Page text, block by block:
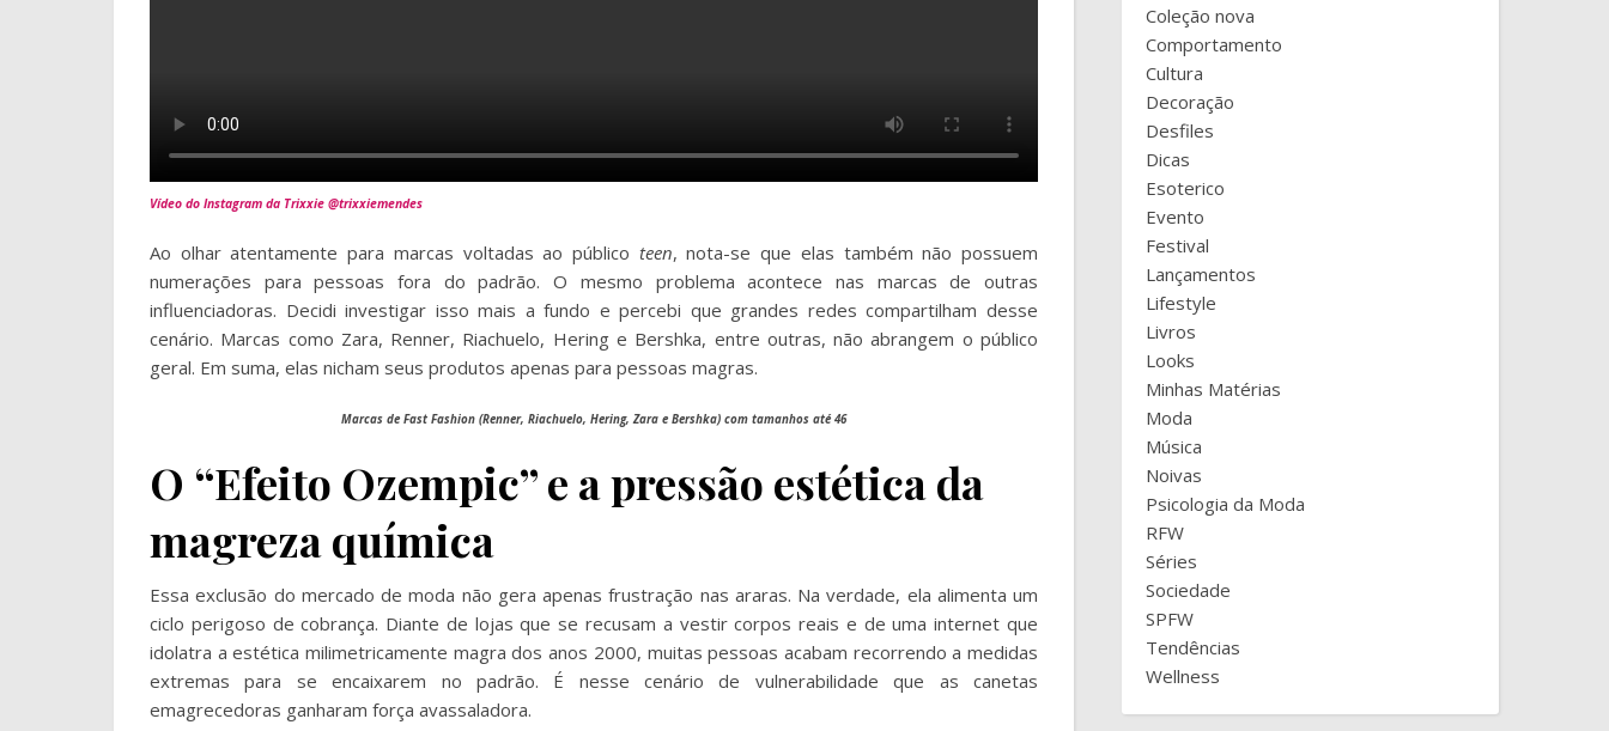
Vídeo do Instagram da Trixxie @trixxiemendes
Ao olhar atentamente para marcas voltadas ao público teen, nota-se que elas também não possuem
numerações para pessoas fora do padrão. O mesmo problema acontece nas marcas de outras
influenciadoras. Decidi investigar isso mais a fundo e percebi que grandes redes compartilham desse
cenário. Marcas como Zara, Renner, Riachuelo, Hering e Bershka, entre outras, não abrangem o público
geral. Em suma, elas nicham seus produtos apenas para pessoas magras.
Marcas de Fast Fashion (Renner, Riachuelo, Hering, Zara e Bershka) com tamanhos até 46
O “Efeito Ozempic” e a pressão estética da
magreza química
Essa exclusão do mercado de moda não gera apenas frustração nas araras. Na verdade, ela alimenta um
ciclo perigoso de cobrança. Diante de lojas que se recusam a vestir corpos reais e de uma internet que
idolatra a estética milimetricamente magra dos anos 2000, muitas pessoas acabam recorrendo a medidas
extremas para se encaixarem no padrão. É nesse cenário de vulnerabilidade que as canetas
emagrecedoras ganharam força avassaladora.
Coleção nova
Comportamento
Cultura
Decoração
Desfiles
Dicas
Esoterico
Evento
Festival
Lançamentos
Lifestyle
Livros
Looks
Minhas Matérias
Moda
Música
Noivas
Psicologia da Moda
RFW
Séries
Sociedade
SPFW
Tendências
Wellness